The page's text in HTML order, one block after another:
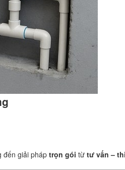
đến giải pháp trọn gói từ tư vấn –